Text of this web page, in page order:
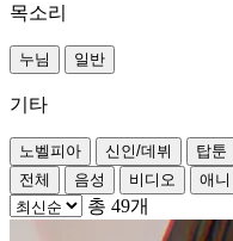
목소리
누님 일반
기타
노벨피아 신인/데뷔
탑툰
전체
음성 비디오 애니
총 49개